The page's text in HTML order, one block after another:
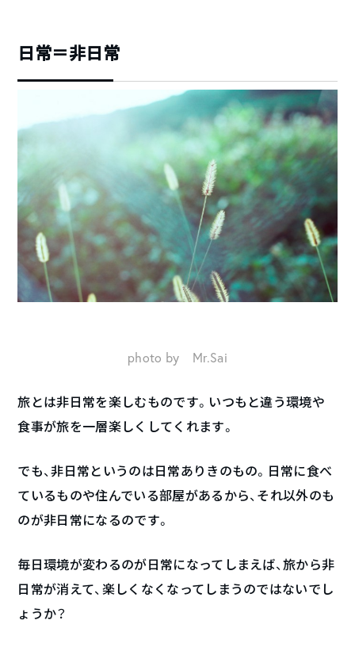
日常＝非日常
photo by Mr.Sai
旅とは非日常を楽しむものです。いつもと違う環境や
食事が旅を一層楽しくしてくれます。
でも、非日常というのは日常ありきのもの。日常に食べ
ているものや住んでいる部屋があるから、それ以外のも
のが非日常になるのです。
毎日環境が変わるのが日常になってしまえば、旅から非
日常が消えて、楽しくなくなってしまうのではないでし
ょうか？